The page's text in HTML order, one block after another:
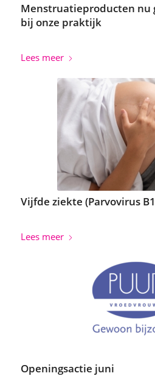
Menstruatieproducten nu
bij onze praktijk
Lees meer
Vijfde ziekte (Parvovirus
Lees meer
Openingsactie juni